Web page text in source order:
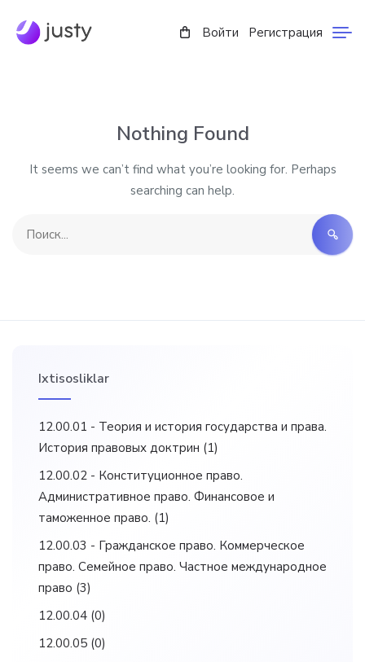
Войти Регистрация
Nothing Found
It seems we can’t find what you’re looking for. Perhaps
searching can help.
Ixtisosliklar
12.00.01 - Теория и история государства и права.
История правовых доктрин (1)
12.00.02 - Конституционное право.
Административное право. Финансовое и
таможенное право. (1)
12.00.03 - Гражданское право. Коммерческое
право. Семейное право. Частное международное
право (3)
12.00.04 (0)
12.00.05 (0)